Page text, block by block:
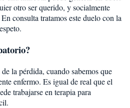
otro ser querido, y socialmente
consulta tratamos este duelo con la
la pérdida, cuando sabemos que
enfermo. Es igual de real que el
trabajarse en terapia para